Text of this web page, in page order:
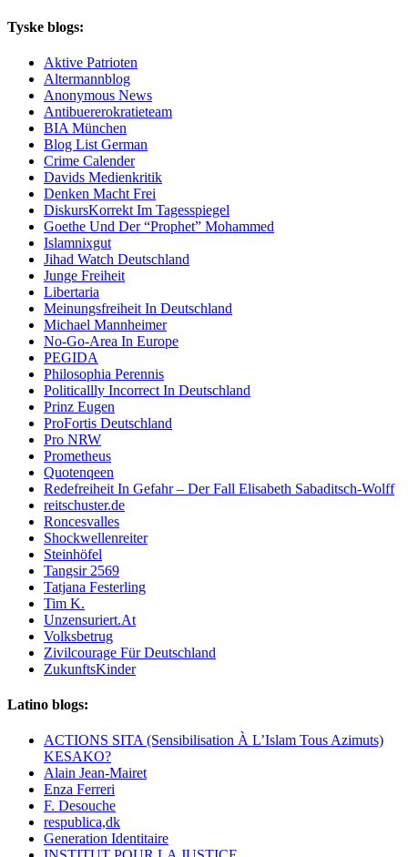
Tyske blogs:
Aktive Patrioten
Altermannblog
Anonymous News
Antibuererokratieteam
BIA München
Blog List German
Crime Calender
Davids Medienkritik
Denken Macht Frei
DiskursKorrekt Im Tagesspiegel
Goethe Und Der “Prophet” Mohammed
Islamnixgut
Jihad Watch Deutschland
Junge Freiheit
Libertaria
Meinungsfreiheit In Deutschland
Michael Mannheimer
No-Go-Area In Europe
PEGIDA
Philosophia Perennis
Politicallly Incorrect In Deutschland
Prinz Eugen
ProFortis Deutschland
Pro NRW
Prometheus
Quotenqeen
Redefreiheit In Gefahr – Der Fall Elisabeth Sabaditsch-Wolff
reitschuster.de
Roncesvalles
Shockwellenreiter
Steinhöfel
Tangsir 2569
Tatjana Festerling
Tim K.
Unzensuriert.At
Volksbetrug
Zivilcourage Für Deutschland
ZukunftsKinder
Latino blogs:
ACTIONS SITA (Sensibilisation À L’Islam Tous Azimuts)
KESAKO?
Alain Jean-Mairet
Enza Ferreri
F. Desouche
respublica,dk
Generation Identitaire